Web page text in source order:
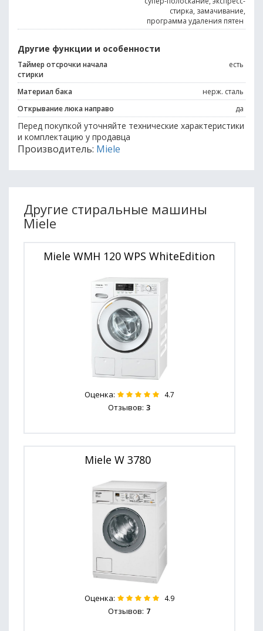
стирка, замачивание,
программа удаления пятен
Другие функции и особенности
Таймер отсрочки начала
стирки
есть
Материал бака
нерж. сталь
Открывание люка направо
да
Перед покупкой уточняйте технические характеристики
и комплектацию у продавца
Производитель: Miele
Другие стиральные машины
Miele
Miele WMH 120 WPS WhiteEdition
Оценка: 4.7
Отзывов: 3
Miele W 3780
Оценка: 4.9
Отзывов: 7